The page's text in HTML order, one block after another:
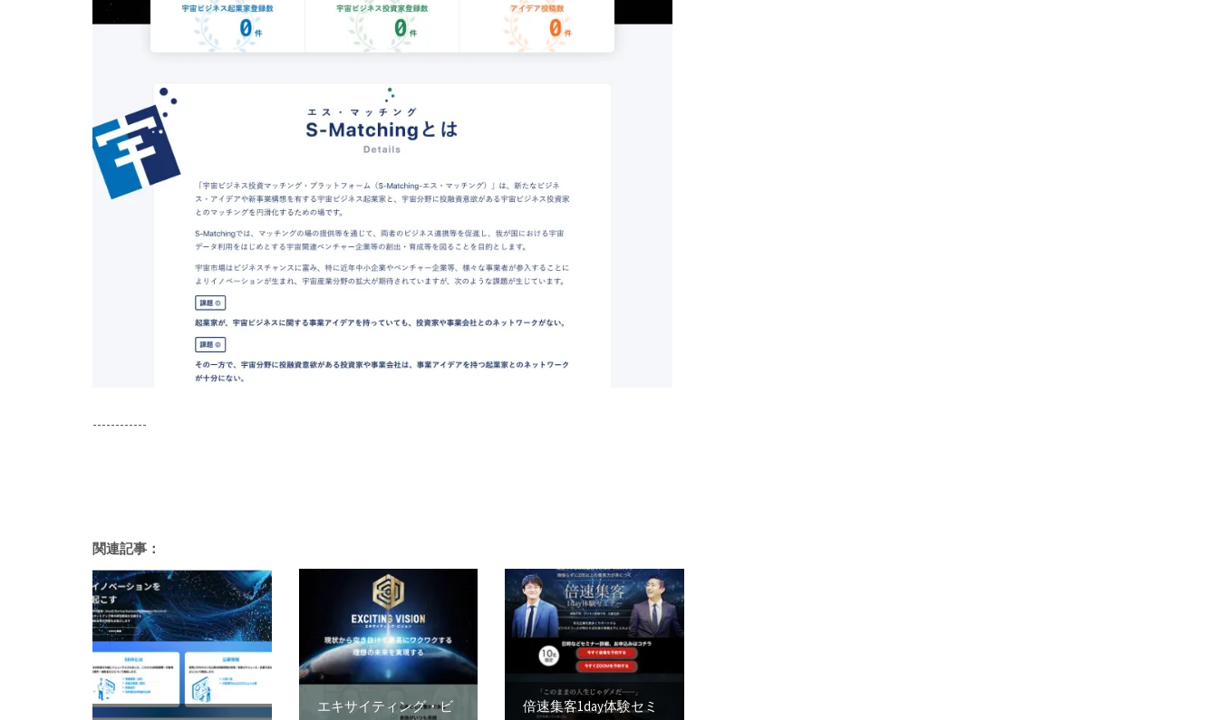
------------
関連記事：
エキサイティング・ビ
倍速集客1day体験セミ